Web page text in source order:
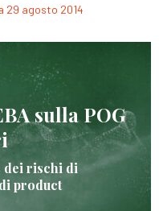
29 agosto 2014
sulla POG
dei rischi di
product